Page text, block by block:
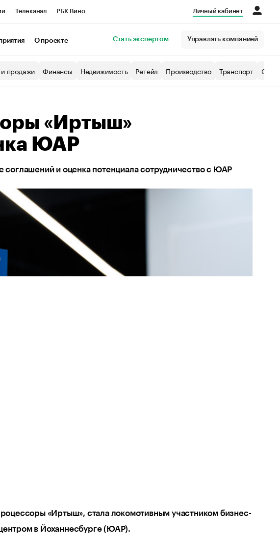
Телеканал РБК Вино
Бизнес
Личный кабинет
О проекте Стать экспертом Управлять компанией
продажи Финансы Недвижимость Ретейл Производство Транспорт
«Иртыш»
ЮАР
соглашений и оценка потенциала сотрудничество с ЮАР
«Иртыш», стала локомотивным участником бизнес-
в Йоханнесбурге (ЮАР).